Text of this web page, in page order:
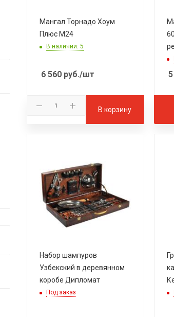
Мангал Торнадо Хоум
Плюс M24
В наличии: 5
6 560 руб./шт
В корзину
Набор шампуров
Узбекский в деревянном
коробе Дипломат
Под заказ